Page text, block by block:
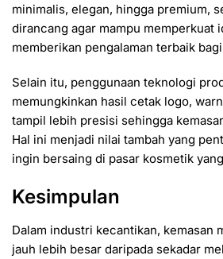
minimalis, elegan, hingga premium,
dirancang agar mampu memperkuat
memberikan pengalaman terbaik
Selain itu, penggunaan teknologi
memungkinkan hasil cetak logo,
tampil lebih presisi sehingga
Hal ini menjadi nilai tambah yang
ingin bersaing di pasar kosmetik
Kesimpulan
Dalam industri kecantikan, kemasan
jauh lebih besar daripada sekadar